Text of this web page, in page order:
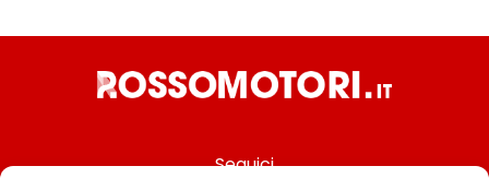
Seguici